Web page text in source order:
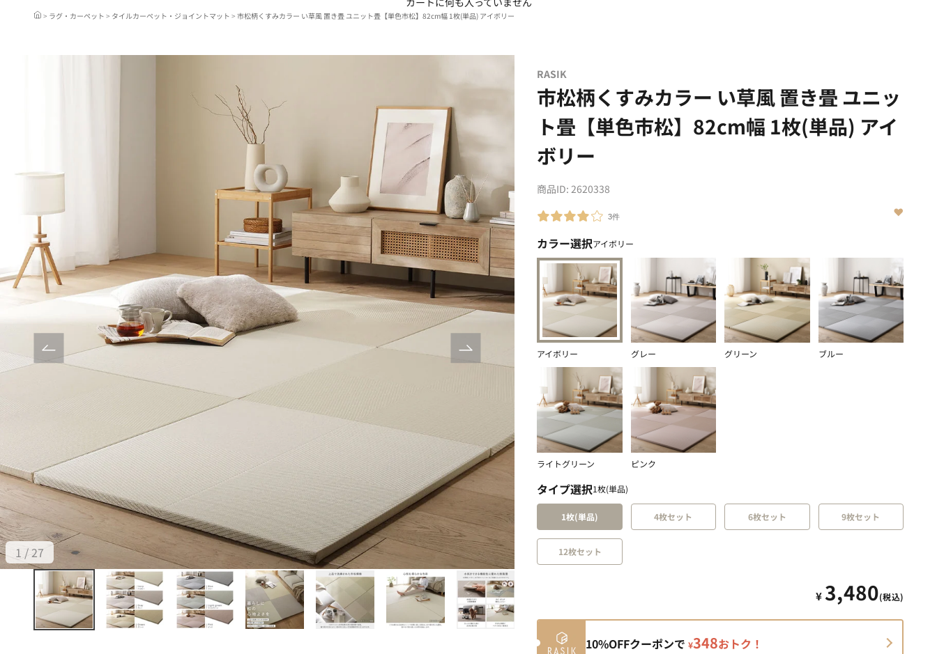
頑丈ベッド 電動ベッド 国産ベッド
ラグ・カーペット タイルカーペット・ジョイントマット 市松柄くすみカラー い草風 置き畳 ユニット畳【単色市松】82cm幅 1枚(単品) アイボリー
1 / 27 2 / 27
RASIK
市松柄くすみカラー い草風 置き畳 ユニッ
ト畳【単色市松】82cm幅 1枚(単品) アイ
ボリー
商品ID: 2620338
3件
カラー選択アイボリー
アイボリー グレー グリーン ブルー
ライトグリーン ピンク
タイプ選択1枚(単品)
1枚(単品) 4枚セット 6枚セット 9枚セット
12枚セット
セール価格
¥ 3,480
10%OFFクーポンで¥348おトク！